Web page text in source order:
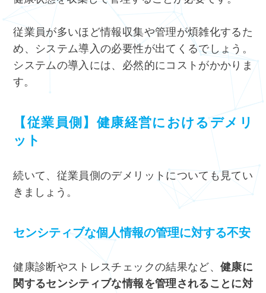
従業員が多いほど情報収集や管理が煩雑化するた
め、システム導入の必要性が出てくるでしょう。
システムの導入には、必然的にコストがかかりま
す。
【従業員側】健康経営におけるデメリ
ット
続いて、従業員側のデメリットについても見てい
きましょう。
センシティブな個人情報の管理に対する不安
健康診断やストレスチェックの結果など、 健康に
関するセンシティブな情報を管理されることに対